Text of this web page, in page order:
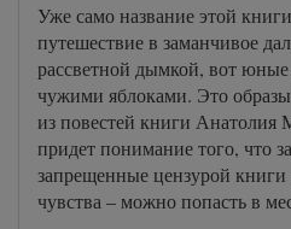
Уже само название этой
путешествие в заманчивое
рассветной дымкой, вот
чужими яблоками. Это образы
из повестей книги Анатолия
придет понимание того, что
запрещенные цензурой
чувства – можно попасть в